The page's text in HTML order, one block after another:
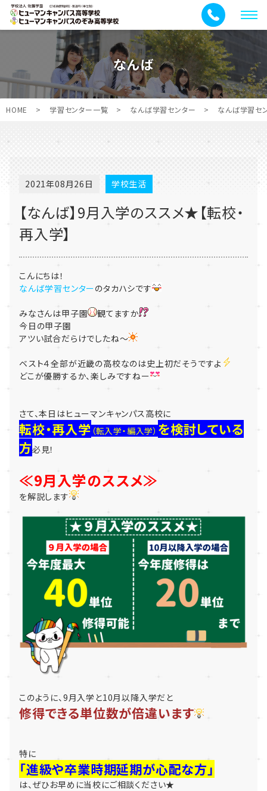
メ
ニ
ュ
ー
なんば
HOME > 学習センター一覧 > なんば学習センター > なんば学習セ
2021年08月26日 学校生活
【なんば】9月入学のススメ★【転校・
再入学】
こんにちは！
なんば学習センターのタカハシです
みなさんは甲子園
観てますか
今日の甲子園
アツい試合だらけでしたね～
ベスト４全部が近畿の高校なのは史上初だそうですよ
どこが優勝するか、楽しみですねー
さて、本日はヒューマンキャンパス高校に
転校・再入学 （転入学・編入学） を検討している
方必見！
≪9月入学のススメ≫
を解説します
このように、9月入学と10月以降入学だと
修得できる単位数が倍違います
特に
「進級や卒業時期延期が心配な方」
は、ぜひお早めに当校にご相談ください★